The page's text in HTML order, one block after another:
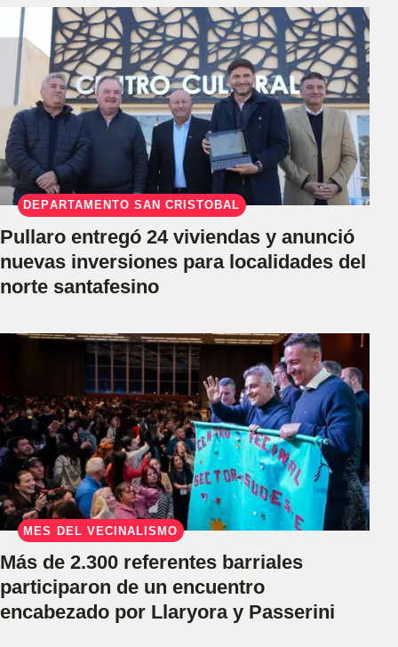
DEPARTAMENTO SAN CRISTÓBAL
Pullaro entregó 24 viviendas y anunció
nuevas inversiones para localidades del
norte santafesino
MES DEL VECINALISMO
Más de 2.300 referentes barriales
participaron de un encuentro
encabezado por Llaryora y Passerini